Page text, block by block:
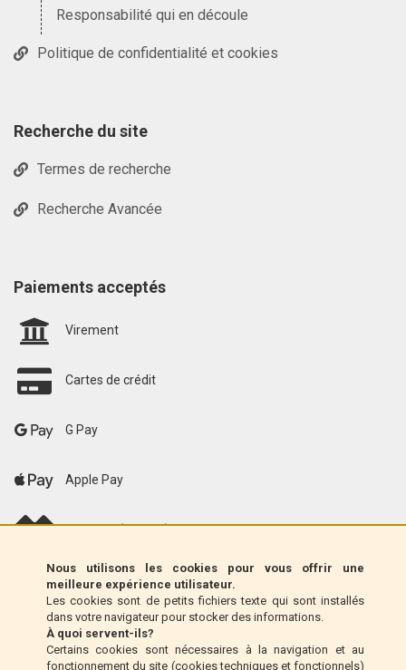
Nous utilisons les cookies pour vous offrir une
meilleure expérience utilisateur.
Les cookies sont de petits fichiers texte qui sont installés
dans votre navigateur pour stocker des informations.
À quoi servent-ils?
Certains cookies sont nécessaires à la navigation et au
fonctionnement du site (cookies techniques et fonctionnels)
Responsabilité qui en découle
Politique de confidentialité et cookies
Recherche du site
Termes de recherche
Recherche Avancée
Paiements acceptés
Virement
Cartes de crédit
G Pay
Apple Pay
scalapay (EU only)
Klarna (UE uniquement)
Mandat postal (Italie uniquement)